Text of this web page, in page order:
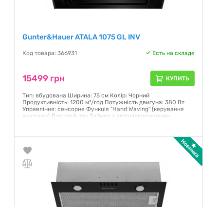
Gunter&Hauer ATALA 1075 GL INV
Код товара: 366931 Есть на складе
15499 грн КУПИТЬ
Тип: вбудована Ширина: 75 см Колір: Чорний
Продуктивність: 1200 м³/год Потужність двигуна: 380 Вт
Управління: сенсорне Функція "Hand Waving" (керування
жестами) Дисплей: так Таймер з автовідключенням
Гарантия:12 месяцев